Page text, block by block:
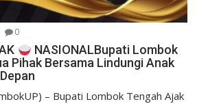
0
NASIONALBupati Lombok
Pihak Bersama Lindungi Anak
– Bupati Lombok Tengah Ajak